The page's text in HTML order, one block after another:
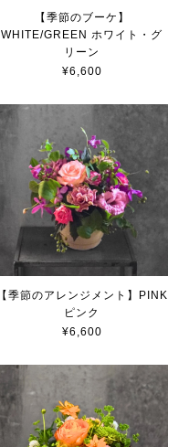
【季節のブーケ】
WHITE/GREEN ホワイト・グ
リーン
¥6,600
【季節のアレンジメント】PINK
ピンク
¥6,600